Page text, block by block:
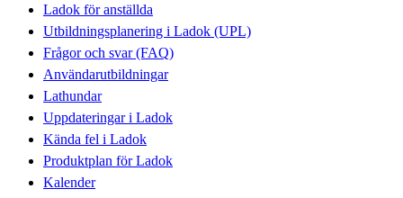
Ladok för anställda
Utbildningsplanering i Ladok (UPL)
Frågor och svar (FAQ)
Användarutbildningar
Lathundar
Uppdateringar i Ladok
Kända fel i Ladok
Produktplan för Ladok
Kalender